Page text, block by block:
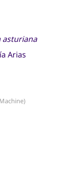
asturiana
Arias